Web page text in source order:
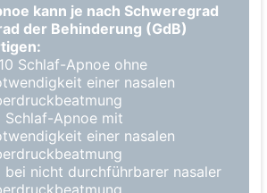
kann je nach Schweregrad
der Behinderung (GdB)
Schlaf-Apnoe ohne
einer nasalen
Schlaf-Apnoe mit
einer nasalen
bei nicht durchführbarer nasaler